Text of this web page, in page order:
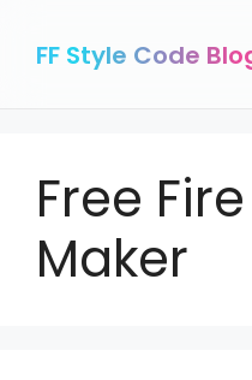
content
FF Style Code
Free
Maker